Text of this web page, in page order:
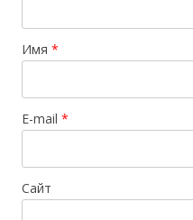
Имя *
E-mail *
Сайт